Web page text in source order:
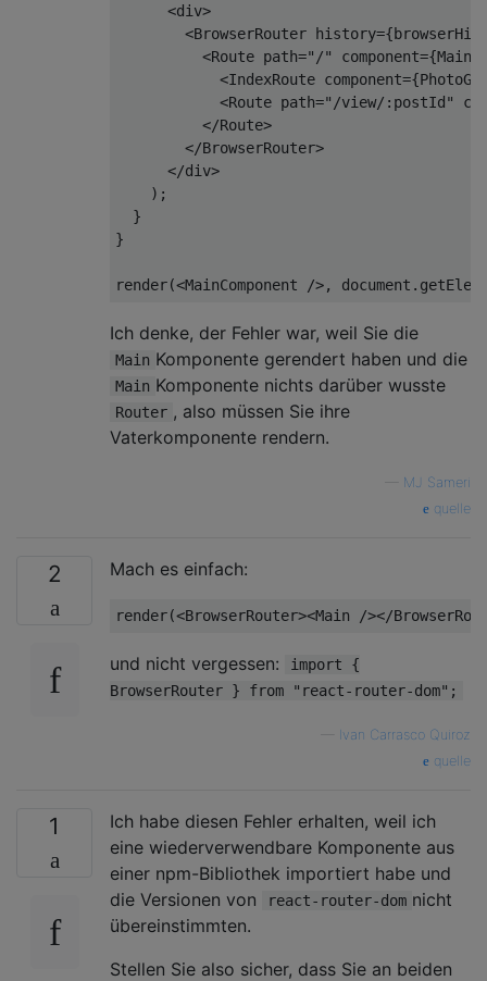
<div>
<BrowserRouter history=
<Route path="/" component={Main}
<IndexRoute component=
<Route path="/view/:postId"
</Route>
</BrowserRouter>
</div>
    );
  }
}
render(<MainComponent />, document
Ich denke, der Fehler war, weil Sie die
Main Komponente gerendert haben und die
Main Komponente nichts darüber wusste
Router , also müssen Sie ihre
Vaterkomponente rendern.
MJ Sameri
quelle
2 Mach es einfach:
render(<BrowserRouter><Main /></
und nicht vergessen:
import {
BrowserRouter } from "react-router-dom";
Ivan Carrasco Quiroz
quelle
1
Ich habe diesen Fehler erhalten, weil ich
eine wiederverwendbare Komponente aus
einer npm-Bibliothek importiert habe und
die Versionen von
react-router-dom nicht
übereinstimmten.
Stellen Sie also sicher, dass Sie an beiden